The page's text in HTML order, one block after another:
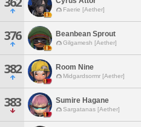
Faerie [Aether]
376 Beanbean Sprout
Gilgamesh [Aether]
382 Room Nine
Midgardsormr [Aether]
383 Sumire Hagane
Sargatanas [Aether]